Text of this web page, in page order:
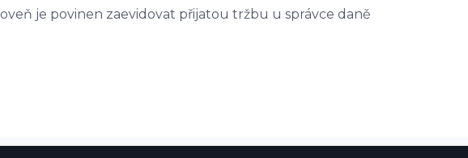
je povinen zaevidovat přijatou tržbu u správce daně